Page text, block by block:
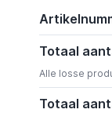
Totaal
Alle losse
Totaal